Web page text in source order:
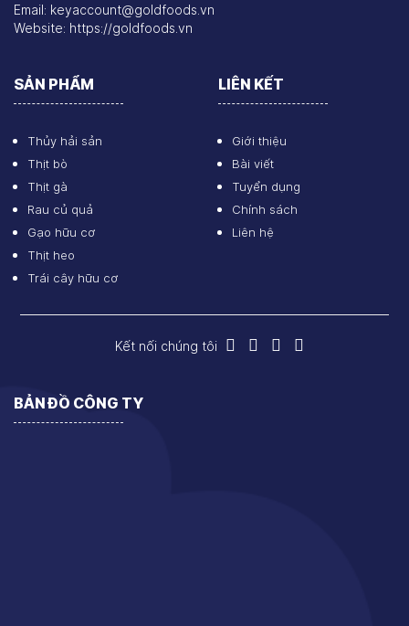
Email: keyaccount@goldfoods.vn
Website: https://goldfoods.vn
SẢN PHẨM
Thủy hải sản
Thịt bò
Thịt gà
Rau củ quả
Gạo hữu cơ
Thịt heo
Trái cây hữu cơ
LIÊN KẾT
Giới thiệu
Bài viết
Tuyển dụng
Chính sách
Liên hệ
Kết nối chúng tôi
BẢN ĐỒ CÔNG TY